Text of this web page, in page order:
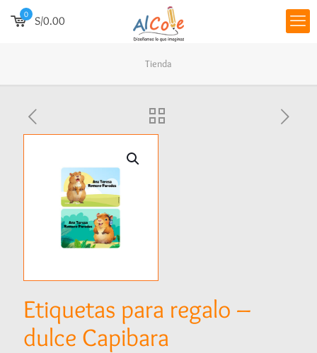
0 S/0.00
Tienda
Etiquetas para regalo –
dulce Capibara